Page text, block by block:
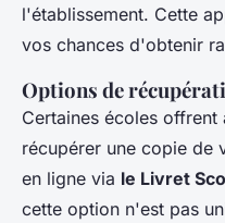
l'établissement. Cette
vos chances d'obtenir
Options de
Certaines écoles
récupérer une copie de
en ligne via le Livret
cette option n'est pas